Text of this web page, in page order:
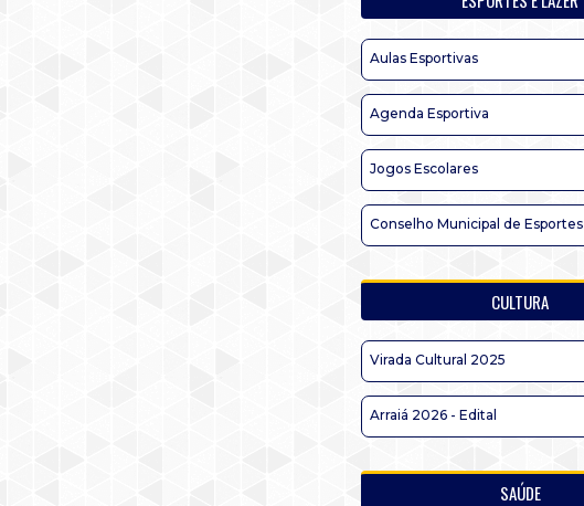
Aulas Esportivas
Agenda Esportiva
Jogos Escolares
Conselho Municipal de Esportes
CULTURA
Virada Cultural 2025
Arraiá 2026 - Edital
SAÚDE